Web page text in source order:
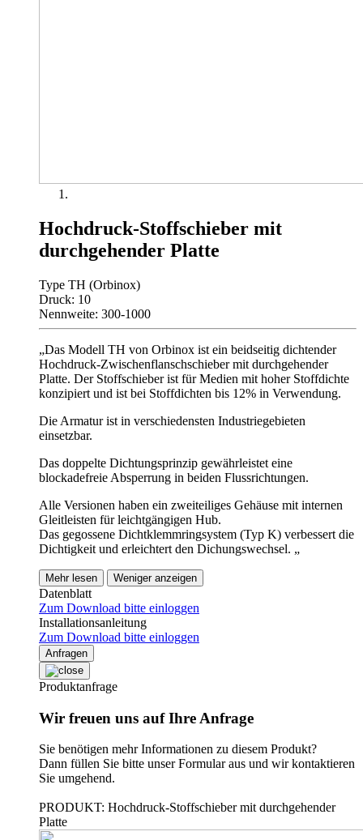
Hochdruck-Stoffschieber mit
durchgehender Platte
Type TH (Orbinox)
Druck: 10
Nennweite: 300-1000
„Das Modell TH von Orbinox ist ein beidseitig dichtender
Hochdruck-Zwischenflanschschieber mit durchgehender
Platte. Der Stoffschieber ist für Medien mit hoher Stoffdichte
konzipiert und ist bei Stoffdichten bis 12% in Verwendung.
Die Armatur ist in verschiedensten Industriegebieten
einsetzbar.
Das doppelte Dichtungsprinzip gewährleistet eine
blockadefreie Absperrung in beiden Flussrichtungen.
Alle Versionen haben ein zweiteiliges Gehäuse mit internen
Gleitleisten für leichtgängigen Hub.
Das gegossene Dichtklemmringsystem (Typ K) verbessert die
Dichtigkeit und erleichtert den Dichungswechsel. „
Mehr lesen Weniger anzeigen
Datenblatt
Zum Download bitte einloggen
Installationsanleitung
Zum Download bitte einloggen
Anfragen
Produktanfrage
Wir freuen uns auf Ihre Anfrage
Sie benötigen mehr Informationen zu diesem Produkt?
Dann füllen Sie bitte unser Formular aus und wir kontaktieren
Sie umgehend.
PRODUKT: Hochdruck-Stoffschieber mit durchgehender
Platte